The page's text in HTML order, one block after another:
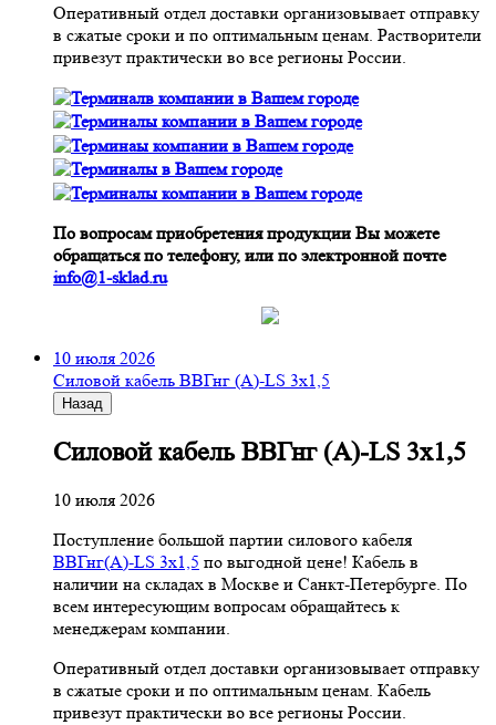
Оперативный отдел доставки организовывает отправку
в сжатые сроки и по оптимальным ценам. Растворители
привезут практически во все регионы России.
По вопросам приобретения продукции Вы можете
обращаться по телефону, или по электронной почте
info@1-sklad.ru
10 июля 2026
Cиловой кабель ВВГнг (A)-LS 3х1,5
Назад
Cиловой кабель ВВГнг (A)-LS 3х1,5
10 июля 2026
Поступление большой партии силового кабеля
ВВГнг(A)-LS 3х1,5 по выгодной цене! Кабель в
наличии на складах в Москве и Санкт-Петербурге. По
всем интересующим вопросам обращайтесь к
менеджерам компании.
Оперативный отдел доставки организовывает отправку
в сжатые сроки и по оптимальным ценам. Кабель
привезут практически во все регионы России.